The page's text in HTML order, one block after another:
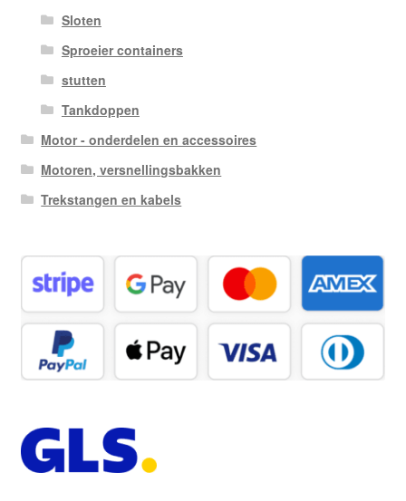
Sloten
Sproeier containers
stutten
Tankdoppen
Motor - onderdelen en accessoires
Motoren, versnellingsbakken
Trekstangen en kabels